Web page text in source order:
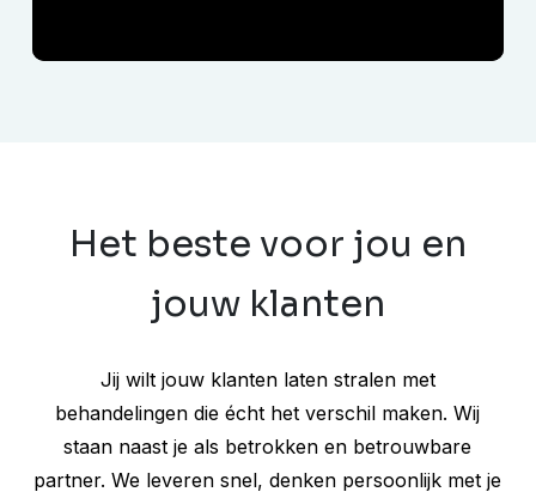
Het beste voor jou en
jouw klanten
Jij wilt jouw klanten laten stralen met
behandelingen die écht het verschil maken. Wij
staan naast je als betrokken en betrouwbare
partner. We leveren snel, denken persoonlijk met je